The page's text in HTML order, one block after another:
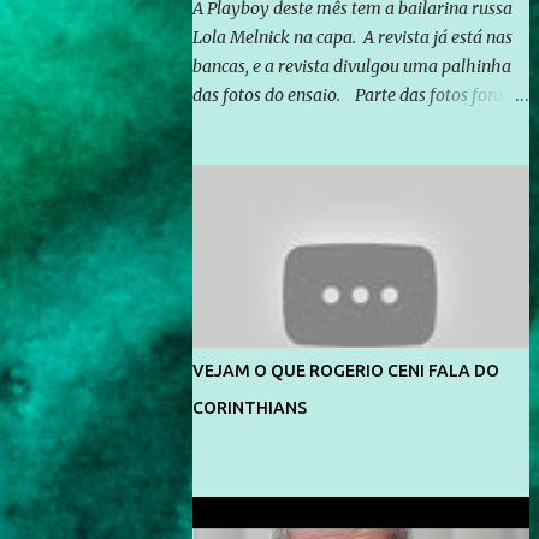
A Playboy deste mês tem a bailarina russa
Lola Melnick na capa. A revista já está nas
bancas, e a revista divulgou uma palhinha
das fotos do ensaio. Parte das fotos foram
divulga capa e primeiras fotos de Lola
Melnick - @aredacao
VEJAM O QUE ROGERIO CENI FALA DO
CORINTHIANS